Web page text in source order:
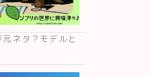
ネタ？モデルと